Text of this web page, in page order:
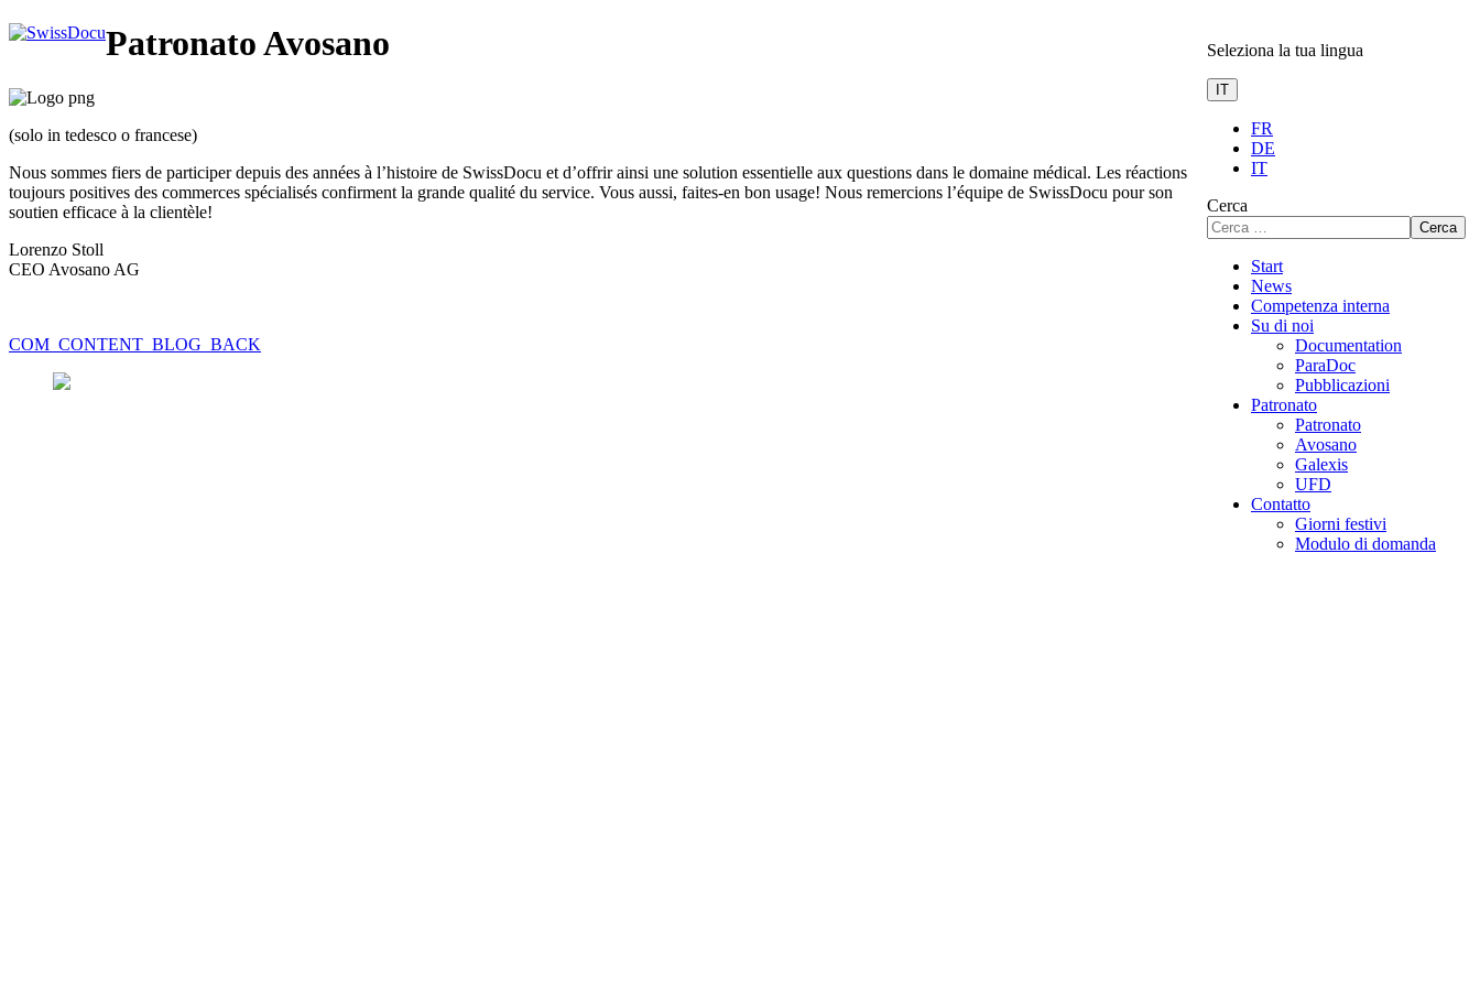
Seleziona la tua lingua
IT
FR
DE
IT
Cerca
Cerca
Start
News
Competenza interna
Su di noi
Documentation
ParaDoc
Pubblicazioni
Patronato
Patronato
Avosano
Galexis
UFD
Contatto
Giorni festivi
Modulo di domanda
Patronato Avosano
(solo in tedesco o francese)
Nous sommes fiers de participer depuis des années à l’histoire de SwissDocu et d’offrir ainsi une solution essentielle aux questions dans le domaine médical. Les réactions
toujours positives des commerces spécialisés confirment la grande qualité du service. Vous aussi, faites-en bon usage! Nous remercions l’équipe de SwissDocu pour son
soutien efficace à la clientèle!
Lorenzo Stoll
CEO Avosano AG
COM_CONTENT_BLOG_BACK